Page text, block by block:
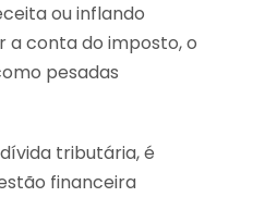
ou inflando
a conta do imposto, o
pesadas
tributária, é
financeira